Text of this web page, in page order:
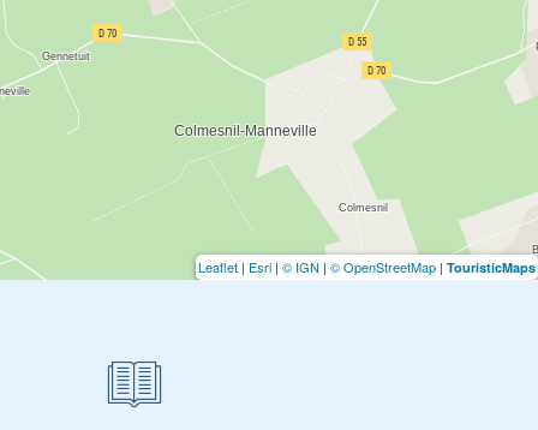
Leaflet | Esri | © IGN | © OpenStreetMap | TouristicMaps